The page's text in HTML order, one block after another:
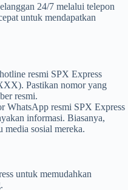
24/7 melalui telepon
untuk mendapatkan
resmi SPX Express
Pastikan nomor yang
resmi.
WhatsApp resmi SPX Express
informasi. Biasanya,
media sosial mereka.
untuk memudahkan